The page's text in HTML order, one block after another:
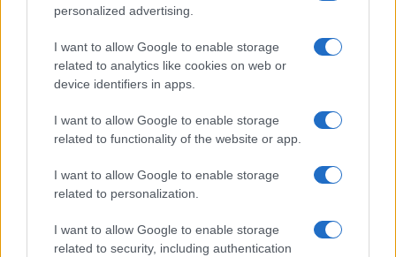
personalized advertising.
I want to allow Google to enable storage
related to analytics like cookies on web or
device identifiers in apps.
I want to allow Google to enable storage
related to functionality of the website or app.
I want to allow Google to enable storage
related to personalization.
I want to allow Google to enable storage
related to security, including authentication
Test tunnel Olbia: rampe chiuse ancora fino a
fine agosto
Aggius conquista la classifica delle mete più
amate dell’estate 2026